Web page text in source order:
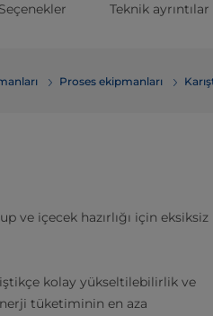
Seçenekler Teknik ayrıntılar
Proses ekipmanları
ve içecek hazırlığı için eksiksiz
kolay yükseltilebilirlik ve
tüketiminin en aza